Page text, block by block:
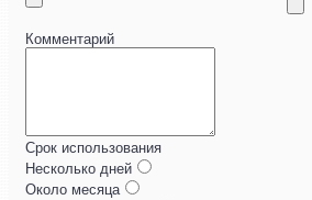
Комментарий
Срок использования
Несколько дней
Около месяца